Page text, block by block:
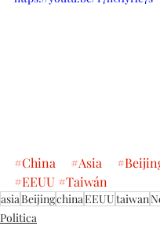
#China #Asia
#EEUU #Taiwán
asiaBeijingchinaEEUUtaiwan
Politica